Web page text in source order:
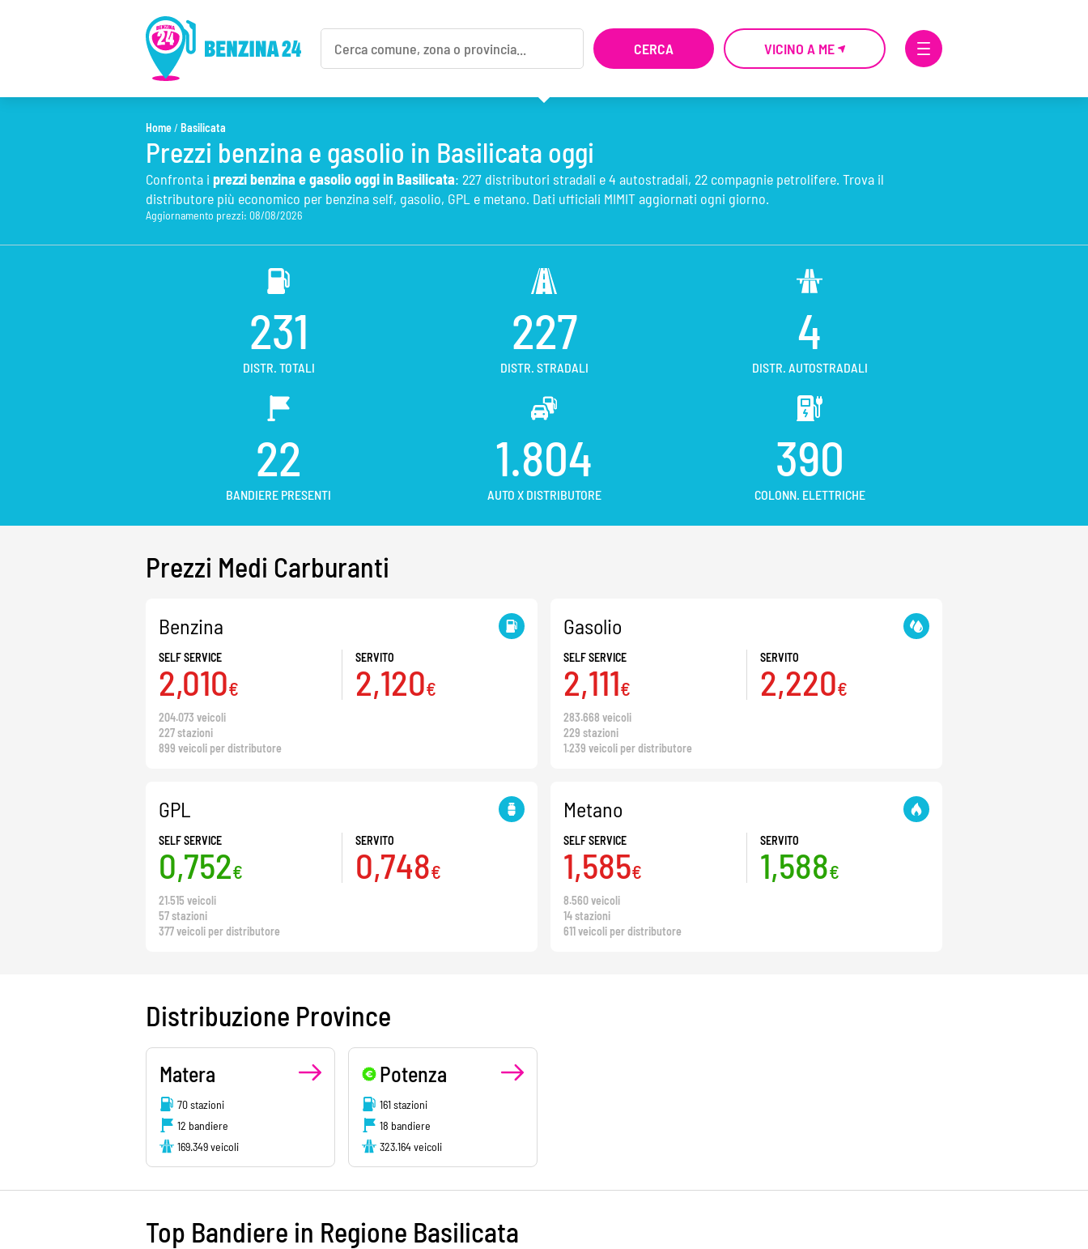
VICINO A ME
Home/ Basilicata
Prezzi benzina e gasolio in Basilicata oggi
Confronta i prezzi benzina e gasolio oggi in Basilicata: 227 distributori stradali e 4 autostradali, 22 compagnie petrolifere. Trova il
distributore più economico per benzina self, gasolio, GPL e metano. Dati ufficiali MIMIT aggiornati ogni giorno.
Aggiornamento prezzi: 08/08/2026
231
DISTR. TOTALI
227
DISTR. STRADALI
4
DISTR. AUTOSTRADALI
22
BANDIERE PRESENTI
1.804
AUTO X DISTRIBUTORE
390
COLONN. ELETTRICHE
Prezzi Medi Carburanti
Benzina
SELF SERVICE
2,010€
SERVITO
2,120€
204.073 veicoli
227 stazioni
899 veicoli per distributore
Gasolio
SELF SERVICE
2,111€
SERVITO
2,220€
283.668 veicoli
229 stazioni
1.239 veicoli per distributore
GPL
SELF SERVICE
0,752€
SERVITO
0,748€
21.515 veicoli
57 stazioni
377 veicoli per distributore
Metano
SELF SERVICE
1,585€
SERVITO
1,588€
8.560 veicoli
14 stazioni
611 veicoli per distributore
Distribuzione Province
Matera
70 stazioni
12 bandiere
169.349 veicoli
Potenza
161 stazioni
18 bandiere
323.164 veicoli
Top Bandiere in Regione Basilicata